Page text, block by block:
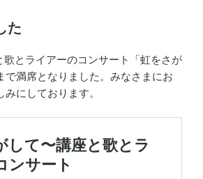
た
歌とライアーのコンサート「虹をさが
で満席となりました。みなさまにお
にしております。